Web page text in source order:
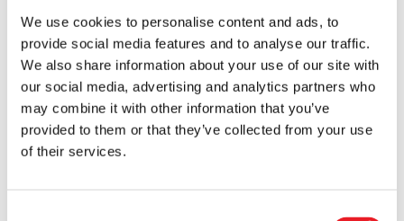
We use cookies to personalise content and ads, to
provide social media features and to analyse our traffic.
We also share information about your use of our site with
our social media, advertising and analytics partners who
may combine it with other information that you’ve
provided to them or that they’ve collected from your use
of their services.
était
34,95
£.
est
de
:
29,95
VOIR LE PRODUIT VOIR LE PRODUIT